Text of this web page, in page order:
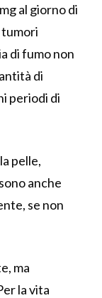
al giorno di
di fumo non
di
periodi di
pelle,
anche
se non
ma
la vita